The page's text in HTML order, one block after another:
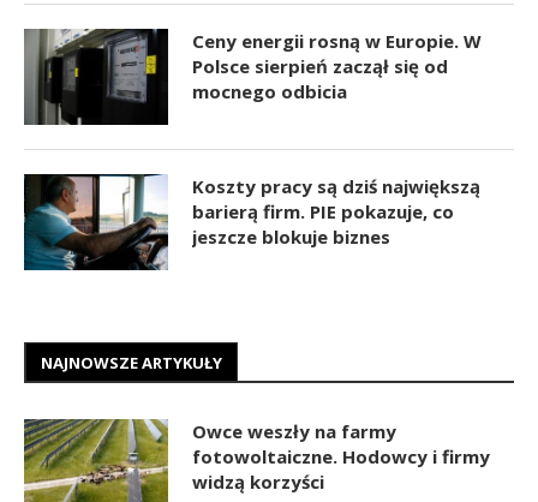
Ceny energii rosną w Europie. W
Polsce sierpień zaczął się od
mocnego odbicia
Koszty pracy są dziś największą
barierą firm. PIE pokazuje, co
jeszcze blokuje biznes
NAJNOWSZE ARTYKUŁY
Owce weszły na farmy
fotowoltaiczne. Hodowcy i firmy
widzą korzyści